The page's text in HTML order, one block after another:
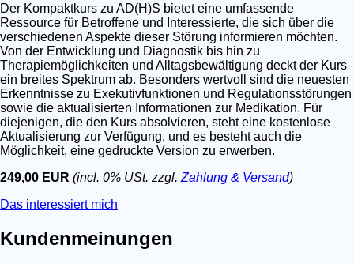
Der Kompaktkurs zu AD(H)S bietet eine umfassende
Ressource für Betroffene und Interessierte, die sich über die
verschiedenen Aspekte dieser Störung informieren möchten.
Von der Entwicklung und Diagnostik bis hin zu
Therapiemöglichkeiten und Alltagsbewältigung deckt der Kurs
ein breites Spektrum ab. Besonders wertvoll sind die neuesten
Erkenntnisse zu Exekutivfunktionen und Regulationsstörungen
sowie die aktualisierten Informationen zur Medikation. Für
diejenigen, die den Kurs absolvieren, steht eine kostenlose
Aktualisierung zur Verfügung, und es besteht auch die
Möglichkeit, eine gedruckte Version zu erwerben.
249,00 EUR (incl. 0% USt. zzgl. Zahlung & Versand)
Das interessiert mich
Kundenmeinungen